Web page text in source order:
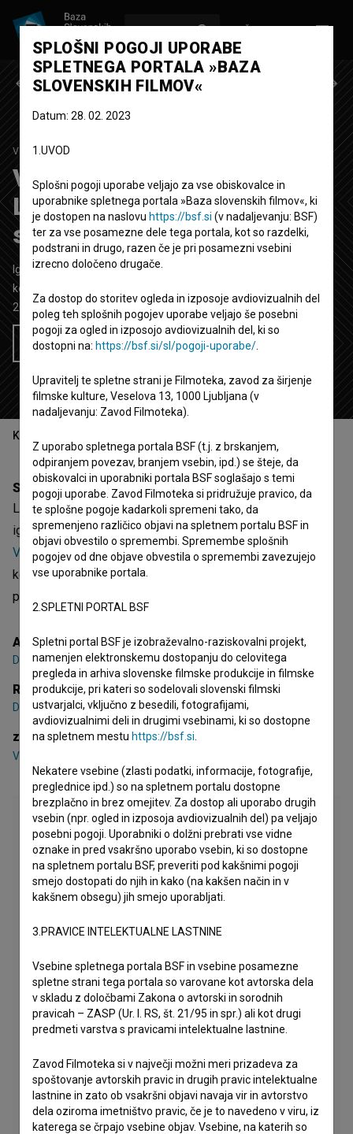
Prejšnja epizoda
VSE PUNCE MOJGA BRATA
Vse punce mojga brata:
Licenca, ultrazvok in 6 ur
sreče
Igrana TV epizoda 27' 10''
komedija
2023
Slovenija
Želim si ogledati ta film
Kazalo
Sinopsis
Licenca, ultrazvok in 6 ur sreče je 9. epizoda 3. sezone
igrane serijeVse punce mojga brata (2021). Nastopajo
Valič,Domen Valič,Ajda Smrekar . Žanrsko je opredeljena
kot komedija. Režiser jeDominik Mencej
produkciji
Avtor serije
Domen Valič,Vid Valič
Režija
Dominik Mencej
zasedba
Vid Valič
SPLOŠNI POGOJI UPORABE
SPLETNEGA PORTALA »BAZA
SLOVENSKIH FILMOV«
Datum: 28. 02. 2023
1.UVOD
Splošni pogoji uporabe veljajo za vse obiskovalce in
uporabnike spletnega portala »Baza slovenskih filmov«, ki
je dostopen na naslovu https://bsf.si (v nadaljevanju: BSF)
ter za vse posamezne dele tega portala, kot so razdelki,
podstrani in drugo, razen če je pri posamezni vsebini
izrecno določeno drugače.
Za dostop do storitev ogleda in izposoje avdiovizualnih del
poleg teh splošnih pogojev uporabe veljajo še posebni
pogoji za ogled in izposojo avdiovizualnih del, ki so
dostopni na: https://bsf.si/sl/pogoji-uporabe/
Upravitelj te spletne strani je Filmoteka, zavod za širjenje
filmske kulture, Veselova 13, 1000 Ljubljana (v
nadaljevanju: Zavod Filmoteka).
Z uporabo spletnega portala BSF (t.j. z brskanjem,
odpiranjem povezav, branjem vsebin, ipd.) se šteje, da
obiskovalci in uporabniki portala BSF soglašajo s temi
pogoji uporabe. Zavod Filmoteka si pridružuje pravico, da
te splošne pogoje kadarkoli spremeni tako, da
spremenjeno različico objavi na spletnem portalu BSF in
objavi obvestilo o spremembi. Spremembe splošnih
pogojev od dne objave obvestila o spremembi zavezujejo
vse uporabnike portala.
2.SPLETNI PORTAL BSF
Spletni portal BSF je izobraževalno-raziskovalni projekt,
namenjen elektronskemu dostopanju do celovitega
pregleda in arhiva slovenske filmske produkcije in filmske
produkcije, pri kateri so sodelovali slovenski filmski
ustvarjalci, vključno z besedili, fotografijami,
avdiovizualnimi deli in drugimi vsebinami, ki so dostopne
na spletnem mestu https://bsf.si
Nekatere vsebine (zlasti podatki, informacije, fotografije,
preglednice ipd.) so na spletnem portalu dostopne
brezplačno in brez omejitev. Za dostop ali uporabo drugih
vsebin (npr. ogled in izposoja avdiovizualnih del) pa veljajo
posebni pogoji. Uporabniki o dolžni prebrati vse vidne
oznake in pred vsakršno uporabo vsebin, ki so dostopne
na spletnem portalu BSF, preveriti pod kakšnimi pogoji
smejo dostopati do njih in kako (na kakšen način in v
kakšnem obsegu) jih smejo uporabljati.
3.PRAVICE INTELEKTUALNE LASTNINE
Vsebine spletnega portala BSF in vsebine posamezne
spletne strani tega portala so varovane kot avtorska dela
v skladu z določbami Zakona o avtorski in sorodnih
pravicah – ZASP (Ur. l. RS, št. 21/95 in spr.) ali kot drugi
predmeti varstva s pravicami intelektualne lastnine.
Zavod Filmoteka si v največji možni meri prizadeva za
spoštovanje avtorskih pravic in drugih pravic intelektualne
lastnine in zato ob vsakršni objavi navaja vir in avtorstvo
dela oziroma imetništvo pravic, če je to navedeno v viru, iz
katerega se črpajo vsebine objav. Vsebine, na katerih so